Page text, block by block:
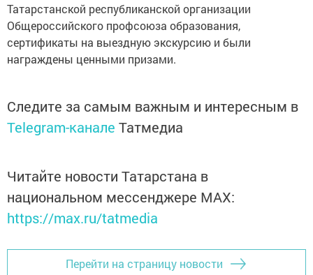
Татарстанской республиканской организации
Общероссийского профсоюза образования,
сертификаты на выездную экскурсию и были
награждены ценными призами.
Следите за самым важным и интересным в
Telegram-канале Татмедиа
Читайте новости Татарстана в
национальном мессенджере MАХ:
https://max.ru/tatmedia
Перейти на страницу новости